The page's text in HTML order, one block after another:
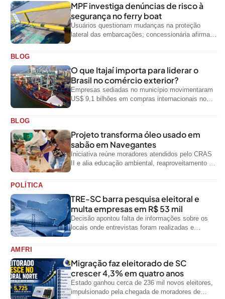
MPF investiga denúncias de risco à
segurança no ferry boat
Usuários questionam mudanças na proteção
lateral das embarcações; concessionária afirma
BLOG
O que Itajaí importa para liderar o
Brasil no comércio exterior?
Empresas sediadas no município movimentaram
US$ 9,1 bilhões em compras internacionais no
BLOG
Projeto transforma óleo usado em
sabão em Navegantes
Iniciativa reúne moradores atendidos pelo CRAS
II e alia educação ambiental, reaproveitamento de
POLÍTICA
TRE-SC barra pesquisa eleitoral e
multa empresas em R$ 53 mil
Decisão apontou falta de informações sobre os
locais onde entrevistas foram realizadas e
AMFRI
Migração faz eleitorado de SC
crescer 4,3% em quatro anos
Estado ganhou cerca de 236 mil novos eleitores,
impulsionado pela chegada de moradores de